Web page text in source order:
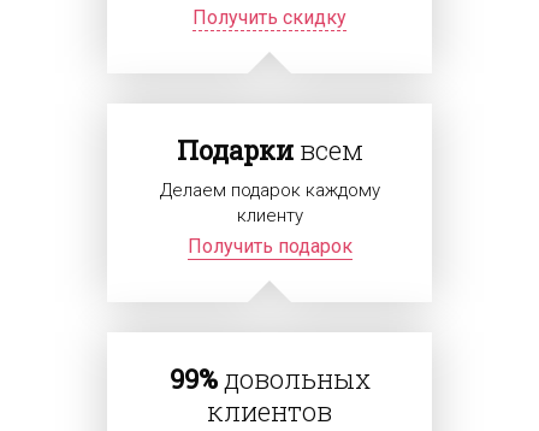
Получить скидку
Подаркивсем
Делаем подарок каждому
клиенту
Получить подарок
99%довольных
клиентов